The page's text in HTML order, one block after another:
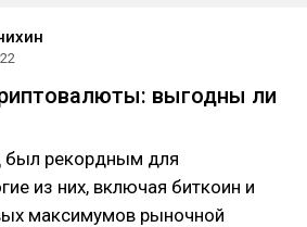
выгодны ли
рекордным для
из них, включая биткоин и
максимумов рыночной